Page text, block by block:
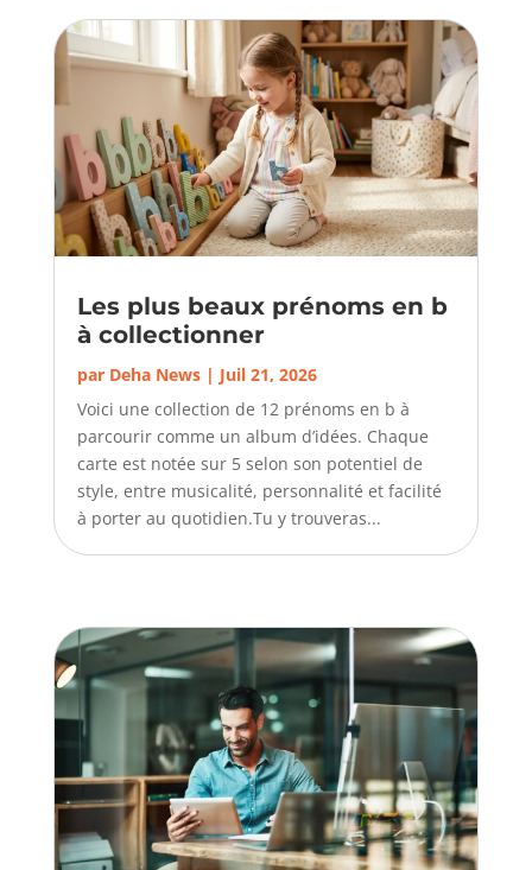
Les plus beaux prénoms en b
à collectionner
par Deha News| Juil 21, 2026
Voici une collection de 12 prénoms en b à
parcourir comme un album d’idées. Chaque
carte est notée sur 5 selon son potentiel de
style, entre musicalité, personnalité et facilité
à porter au quotidien.Tu y trouveras...